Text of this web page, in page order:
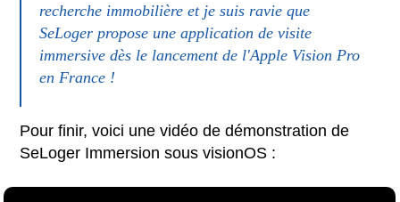
recherche immobilière et je suis ravie que
SeLoger propose une application de visite
immersive dès le lancement de l'Apple Vision Pro
en France !
Pour finir, voici une vidéo de démonstration de
SeLoger Immersion sous visionOS :